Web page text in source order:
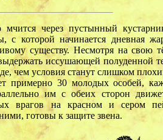
мчится через пустынный
с которой начинается дневная
существу. Несмотря на
иссушающей полуденной
чем условия станут слишком
примерно 30 молодых особей,
им с обеих сторон
врагов на красном и сером
готовы к защите звена.